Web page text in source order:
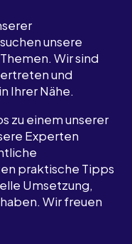
unsere
Wir sind
und
Ihrer Nähe.
zu einem unserer
Experten
praktische Tipps
Umsetzung,
Wir freuen